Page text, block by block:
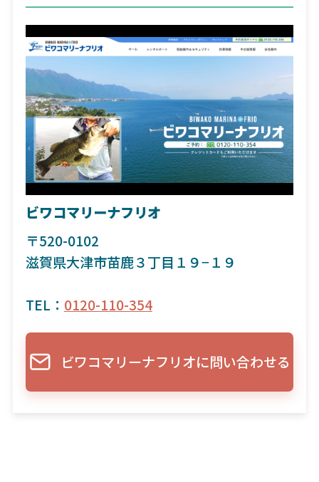
ビワコマリーナフリオ
〒520-0102
滋賀県大津市苗鹿３丁目１９−１９
TEL： 0120-110-354
ビワコマリーナフリオに問い合わせる